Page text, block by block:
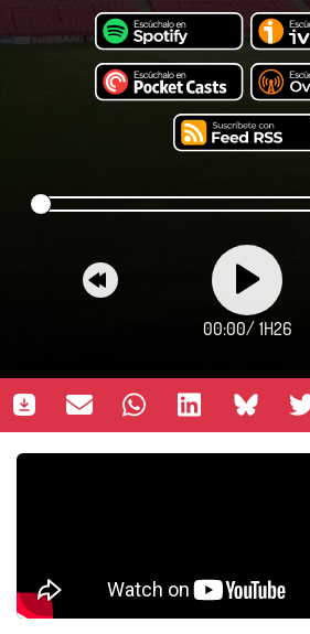
00:00/ 1H26